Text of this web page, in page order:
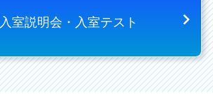
入室説明会・入室テスト